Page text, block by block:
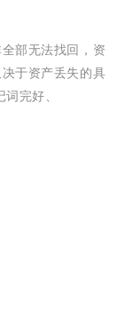
部无法找回，资
于资产丢失的具
完好、